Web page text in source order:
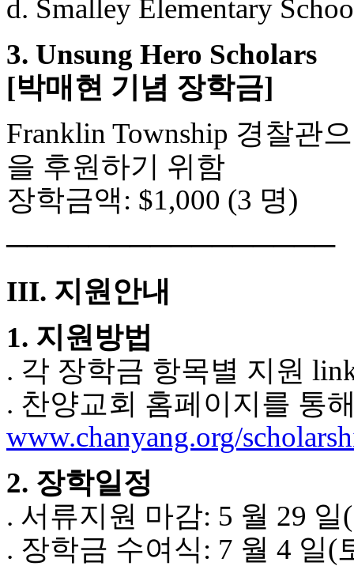
d. Smalley Elementary
3. Unsung Hero Scholars
[박매현 기념 장학금]
Franklin Township 경찰관
을 후원하기 위함
장학금액: $1,000 (3 명)
────────────────
III. 지원안내
1. 지원방법
. 각 장학금 항목별 지원
. 찬양교회 홈페이지를 통
www.chanyang.org/
2. 장학일정
. 서류지원 마감: 5 월 29 일
. 장학금 수여식: 7 월 4 일(